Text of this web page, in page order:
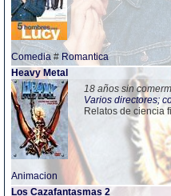
Comedia # Romantica
Heavy Metal
18 años sin
Varios directores;
Relatos de ciencia
Animacion
Los Cazafantasmas 2